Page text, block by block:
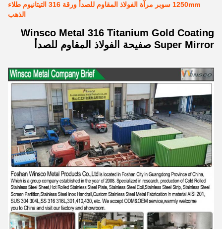
1250mm سوبر مرآة الفولاذ المقاوم للصدأ ورقة 316 التيتانيوم طلاء
الذهب
Winsco Metal 316 Titanium Gold Coating
Super Mirror صفيحة الفولاذ المقاوم للصدأ